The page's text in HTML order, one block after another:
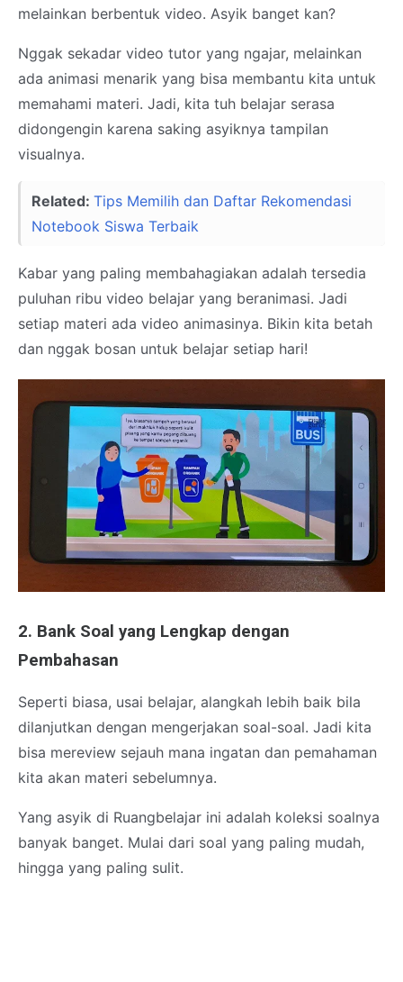
melainkan berbentuk video. Asyik banget kan?
Nggak sekadar video tutor yang ngajar, melainkan
ada animasi menarik yang bisa membantu kita untuk
memahami materi. Jadi, kita tuh belajar serasa
didongengin karena saking asyiknya tampilan
visualnya.
Related: Tips Memilih dan Daftar Rekomendasi
Notebook Siswa Terbaik
Kabar yang paling membahagiakan adalah tersedia
puluhan ribu video belajar yang beranimasi. Jadi
setiap materi ada video animasinya. Bikin kita betah
dan nggak bosan untuk belajar setiap hari!
2. Bank Soal yang Lengkap dengan
Pembahasan
Seperti biasa, usai belajar, alangkah lebih baik bila
dilanjutkan dengan mengerjakan soal-soal. Jadi kita
bisa mereview sejauh mana ingatan dan pemahaman
kita akan materi sebelumnya.
Yang asyik di Ruangbelajar ini adalah koleksi soalnya
banyak banget. Mulai dari soal yang paling mudah,
hingga yang paling sulit.